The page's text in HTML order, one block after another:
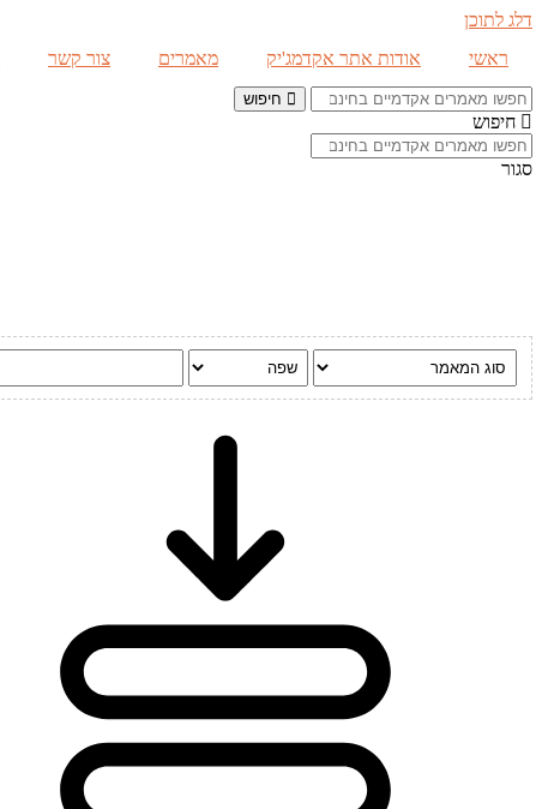
דלג לתוכן
ראשי
אודות אתר אקדמג'יק מאמרים צור קשר
חיפוש
חיפוש
סגור